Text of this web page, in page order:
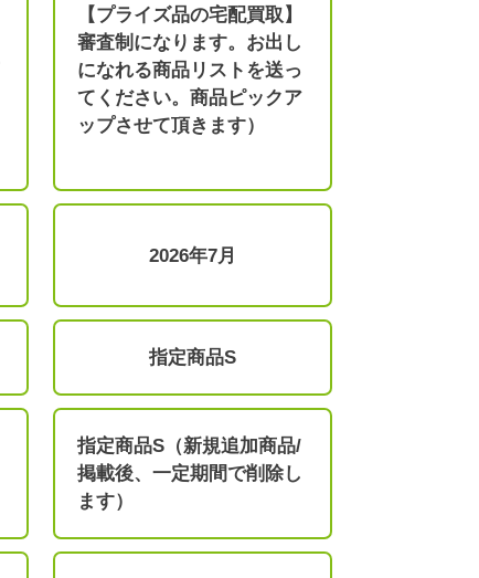
【プライズ品の宅配買取】
審査制になります。お出し
になれる商品リストを送っ
てください。商品ピックア
ップさせて頂きます）
2026年7月
指定商品S
指定商品S（新規追加商品/
掲載後、一定期間で削除し
ます）